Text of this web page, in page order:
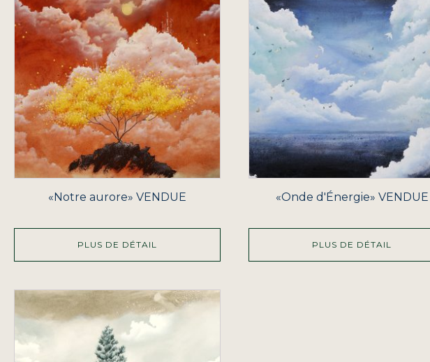
«Notre aurore» VENDUE
PLUS DE DÉTAIL
«Onde d'Énergie» VENDUE
PLUS DE DÉTAIL